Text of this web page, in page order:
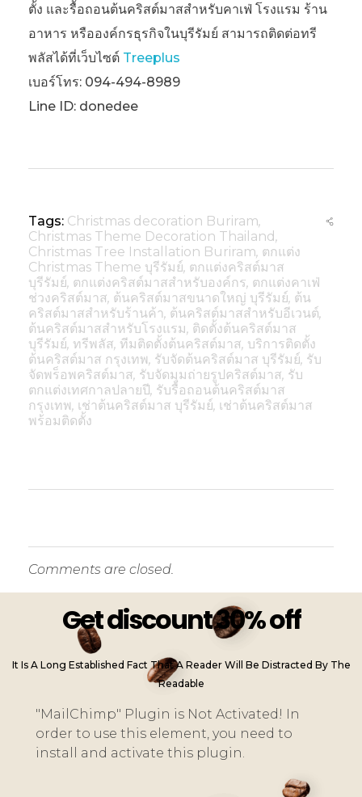
ตั้ง และรื้อถอนต้นคริสต์มาสสำหรับคาเฟ่ โรงแรม ร้าน
อาหาร หรือองค์กรธุรกิจในบุรีรัมย์ สามารถติดต่อทรี
พลัสได้ที่เว็บไซต์ Treeplus
เบอร์โทร: 094-494-8989
Line ID: donedee
Tags: Christmas decoration Buriram,
Christmas Theme Decoration Thailand,
Christmas Tree Installation Buriram, ตกแต่ง
Christmas Theme บุรีรัมย์, ตกแต่งคริสต์มาส
บุรีรัมย์, ตกแต่งคริสต์มาสสำหรับองค์กร, ตกแต่งคาเฟ่
ช่วงคริสต์มาส, ต้นคริสต์มาสขนาดใหญ่ บุรีรัมย์, ต้น
คริสต์มาสสำหรับร้านค้า, ต้นคริสต์มาสสำหรับอีเวนต์,
ต้นคริสต์มาสสำหรับโรงแรม, ติดตั้งต้นคริสต์มาส
บุรีรัมย์, ทรีพลัส, ทีมติดตั้งต้นคริสต์มาส, บริการติดตั้ง
ต้นคริสต์มาส กรุงเทพ, รับจัดต้นคริสต์มาส บุรีรัมย์, รับ
จัดพร็อพคริสต์มาส, รับจัดมุมถ่ายรูปคริสต์มาส, รับ
ตกแต่งเทศกาลปลายปี, รับรื้อถอนต้นคริสต์มาส
กรุงเทพ, เช่าต้นคริสต์มาส บุรีรัมย์, เช่าต้นคริสต์มาส
พร้อมติดตั้ง
Comments are closed.
Get discount 30% off
It Is A Long Established Fact That A Reader Will Be Distracted By The
Readable
"MailChimp" Plugin is Not Activated!
In
order to use this element, you need to
install and activate this plugin.